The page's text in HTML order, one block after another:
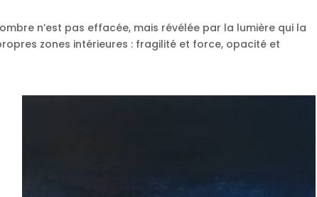
n’est pas effacée, mais révélée par la lumière qui la
zones intérieures : fragilité et force, opacité et